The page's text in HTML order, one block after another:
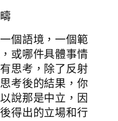
個語境，一個範
或哪件具體事情
思考，除了反射
考後的結果，你
說那是中立，因
得出的立場和行